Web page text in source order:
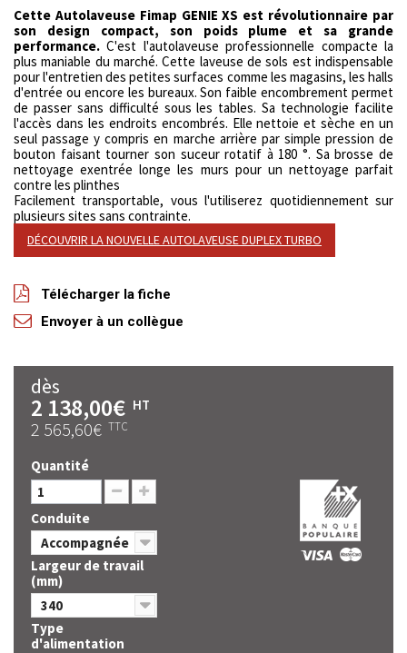
Cette Autolaveuse Fimap GENIE XS est révolutionnaire par
son design compact, son poids plume et sa grande
performance. C'est l'autolaveuse professionnelle compacte la
plus maniable du marché. Cette laveuse de sols est indispensable
pour l'entretien des petites surfaces comme les magasins, les halls
d'entrée ou encore les bureaux. Son faible encombrement permet
de passer sans difficulté sous les tables. Sa technologie facilite
l'accès dans les endroits encombrés. Elle nettoie et sèche en un
seul passage y compris en marche arrière par simple pression de
bouton faisant tourner son suceur rotatif à 180 °. Sa brosse de
nettoyage exentrée longe les murs pour un nettoyage parfait
contre les plinthes
Facilement transportable, vous l'utiliserez quotidiennement sur
plusieurs sites sans contrainte.
DÉCOUVRIR LA NOUVELLE AUTOLAVEUSE DUPLEX TURBO
Télécharger la fiche
Envoyer à un collègue
dès
2 138,00€ HT
2 565,60€ TTC
Quantité
Conduite
Accompagnée
Largeur de travail
(mm)
340
Type
d'alimentation